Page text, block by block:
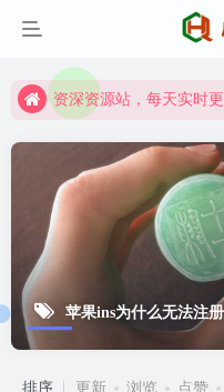
资深资源站，每天实时
资深资源站，每天实时
苹果ins为什么无法注册
排序 更新 浏览 点赞